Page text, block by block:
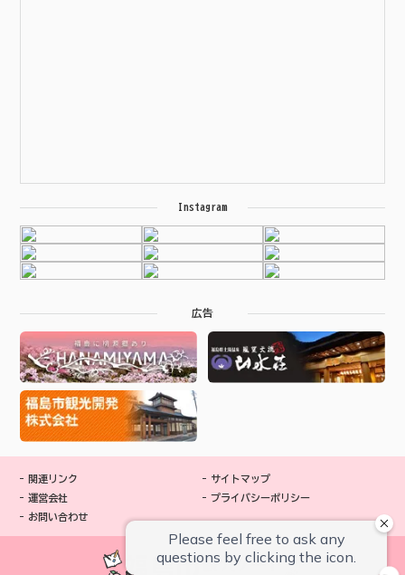
Instagram
広告
関連リンク
運営会社
お問い合わせ
サイトマップ
プライバシーポリシー